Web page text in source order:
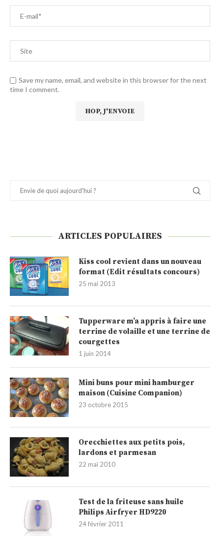
Save my name, email, and website in this browser for the next
time I comment.
ARTICLES POPULAIRES
Kiss cool revient dans un nouveau
format (Edit résultats concours)
25 mai 2013
Tupperware m’a appris à faire une
terrine de volaille et une terrine de
courgettes
1 juin 2014
Mini buns pour mini hamburger
maison (Cuisine Companion)
23 octobre 2015
Orecchiettes aux petits pois,
lardons et parmesan
22 mai 2010
Test de la friteuse sans huile
Philips Airfryer HD9220
24 février 2011